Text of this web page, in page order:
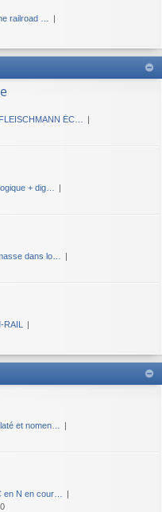
railroad …
ÉC…
+ dig…
dans lo…
et nomen…
en N en cour…